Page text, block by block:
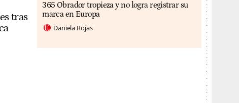
tras
365 Obrador tropieza y no logra registrar su
marca en Europa
Daniela Rojas